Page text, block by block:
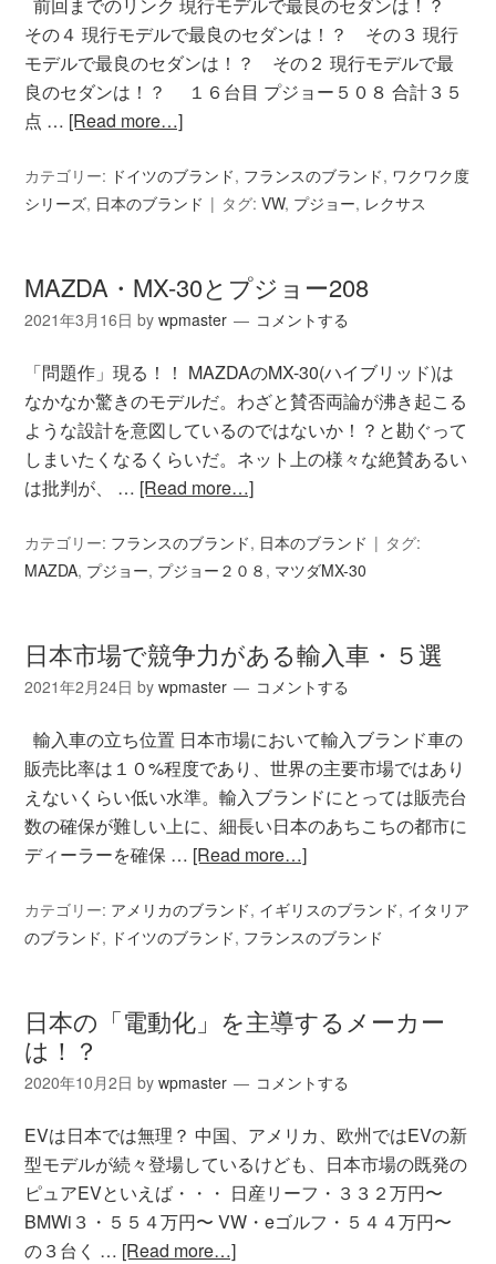
その４ 現行モデルで最良のセダンは！？ その３ 現行
モデルで最良のセダンは！？ その２ 現行モデルで最
良のセダンは！？ １６台目 プジョー５０８ 合計３５
点 … [Read more…]
カテゴリー: ドイツのブランド, フランスのブランド, ワクワク度
シリーズ, 日本のブランド タグ:VW, プジョー, レクサス
MAZDA・MX-30とプジョー208
2021年3月16日 bywpmaster コメントする
「問題作」現る！！ MAZDAのMX-30(ハイブリッド)は
なかなか驚きのモデルだ。わざと賛否両論が沸き起こる
ような設計を意図しているのではないか！？と勘ぐって
しまいたくなるくらいだ。ネット上の様々な絶賛あるい
は批判が、 … [Read more…]
カテゴリー: フランスのブランド, 日本のブランド
タグ:
MAZDA, プジョー, プジョー２０８ , マツダMX-30
日本市場で競争力がある輸入車・５選
2021年2月24日 bywpmaster コメントする
輸入車の立ち位置 日本市場において輸入ブランド車の
販売比率は１０%程度であり、世界の主要市場ではあり
えないくらい低い水準。輸入ブランドにとっては販売台
数の確保が難しい上に、細長い日本のあちこちの都市に
ディーラーを確保 … [Read more…]
カテゴリー: アメリカのブランド, イギリスのブランド, イタリア
のブランド, ドイツのブランド, フランスのブランド
日本の「電動化」を主導するメーカー
は！？
2020年10月2日 bywpmaster コメントする
EVは日本では無理？ 中国、アメリカ、欧州ではEVの新
型モデルが続々登場しているけども、日本市場の既発の
ピュアEVといえば・・・ 日産リーフ・３３２万円〜
BMWi３・５５４万円〜 VW・eゴルフ・５４４万円〜
の３台く … [Read more…]